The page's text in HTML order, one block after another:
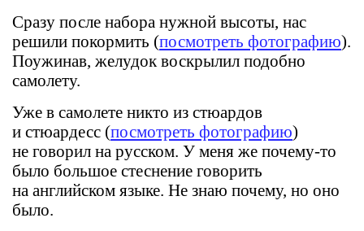
Сразу после набора нужной высоты, нас
решили покормить (посмотреть фотографию).
Поужинав, желудок воскрылил подобно
самолету.
Уже в самолете никто из стюардов
и стюардесс (посмотреть фотографию)
не говорил на русском. У меня же почему-то
было большое стеснение говорить
на английском языке. Не знаю почему, но оно
было.